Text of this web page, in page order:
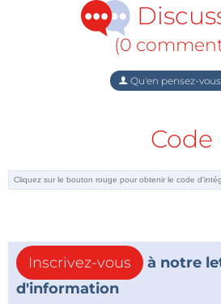
(0
Qu'en pensez-
Code
Inscrivez-vous
à notre
d'information